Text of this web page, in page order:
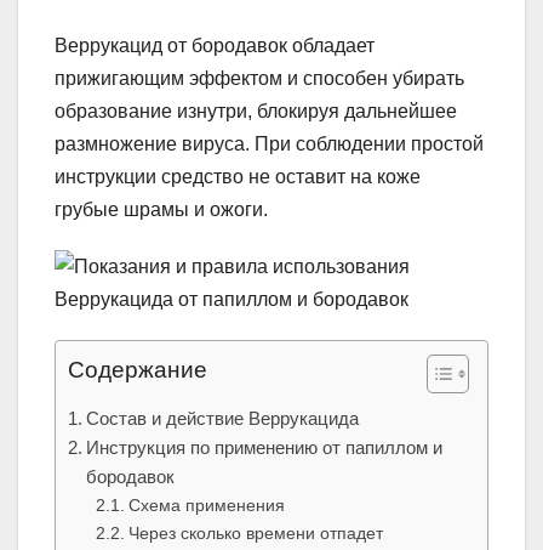
Веррукацид от бородавок обладает
прижигающим эффектом и способен убирать
образование изнутри, блокируя дальнейшее
размножение вируса. При соблюдении простой
инструкции средство не оставит на коже
грубые шрамы и ожоги.
Содержание
Состав и действие Веррукацида
Инструкция по применению от папиллом и
бородавок
Схема применения
Через сколько времени отпадет